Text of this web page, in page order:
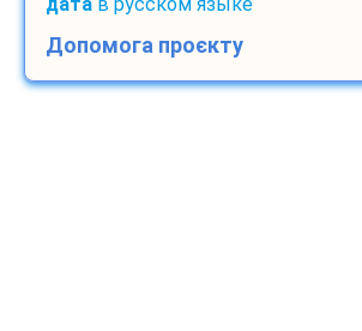
Допомога проєкту